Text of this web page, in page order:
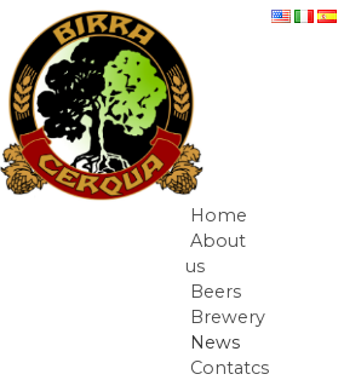
Skip to Content
Grazie da Birra Cerqua! - News
Navigation
Home
About
us
Beers
Brewery
News
Contatcs